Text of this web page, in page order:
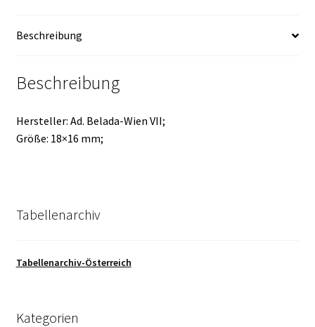
Beschreibung
Beschreibung
Hersteller: Ad. Belada-Wien VII;
Größe: 18×16 mm;
Tabellenarchiv
Tabellenarchiv-Österreich
Kategorien